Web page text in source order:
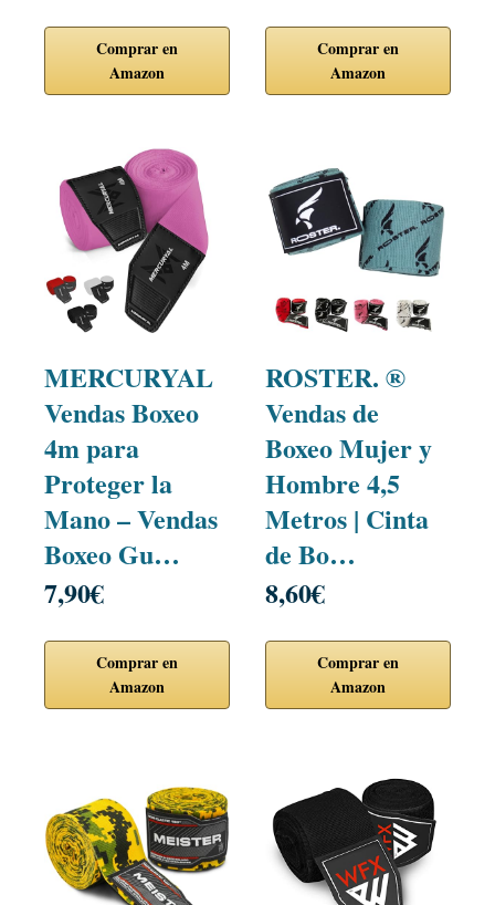
Comprar en
Amazon
Comprar en
Amazon
MERCURYAL
Vendas Boxeo
4m para
Proteger la
Mano – Vendas
Boxeo Gu…
7,90€
Comprar en
Amazon
ROSTER. ®
Vendas de
Boxeo Mujer y
Hombre 4,5
Metros | Cinta
de Bo…
8,60€
Comprar en
Amazon